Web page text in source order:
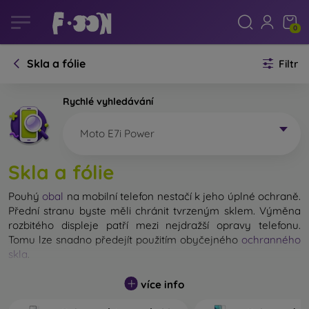
0
Skla a fólie Filtr
Rychlé vyhledávání
Moto E7i Power
Skla a fólie
Pouhý obal na mobilní telefon nestačí k jeho úplné ochraně.
Přední stranu byste měli chránit tvrzeným sklem. Výměna
rozbitého displeje patří mezi nejdražší opravy telefonu.
Tomu lze snadno předejít použitím obyčejného ochranného
skla
Nerozbitné sklo na mobil sice neexistuje, ale při pádu
zůstane displej ve většině případů nepoškozený. Výběr
více info